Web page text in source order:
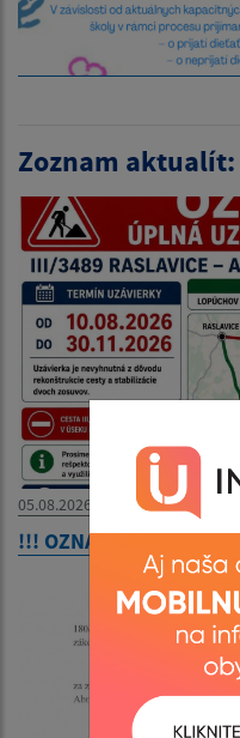
Zoznam aktualít:
05.08.2026
!!! OZNAM - ÚPLNÁ